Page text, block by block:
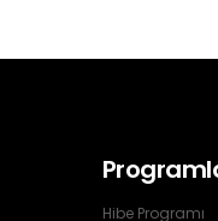
Hibe Programı